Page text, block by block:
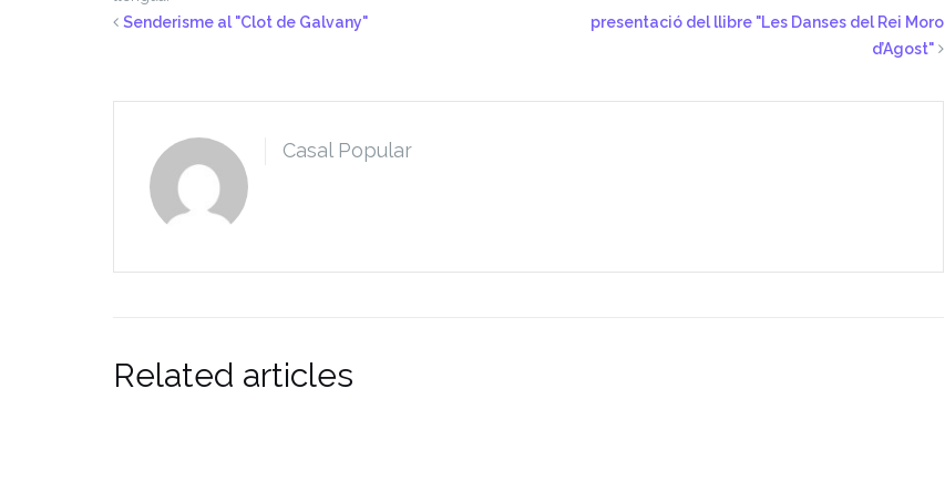
Senderisme al "Clot de Galvany"
presentació del llibre "Les Danses del Rei Moro
d’Agost"
Casal Popular
Related articles